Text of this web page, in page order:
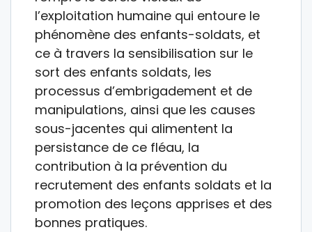
l’exploitation humaine qui entoure le
phénomène des enfants-soldats, et
ce à travers la sensibilisation sur le
sort des enfants soldats, les
processus d’embrigadement et de
manipulations, ainsi que les causes
sous-jacentes qui alimentent la
persistance de ce fléau, la
contribution à la prévention du
recrutement des enfants soldats et la
promotion des leçons apprises et des
bonnes pratiques.